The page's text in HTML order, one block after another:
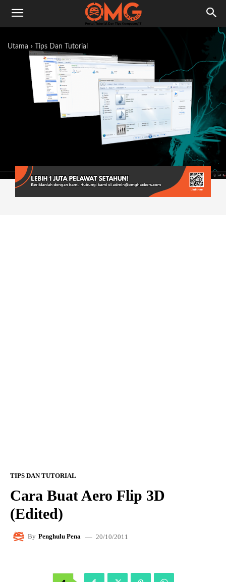
Utama Tips Dan Tutorial
TIPS DAN TUTORIAL
Cara Buat Aero Flip 3D
(Edited)
By Penghulu Pena 20/10/2011